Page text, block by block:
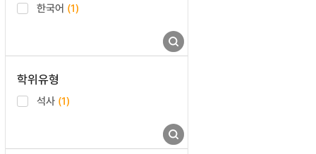
한국어 (1)
학위유형
석사 (1)